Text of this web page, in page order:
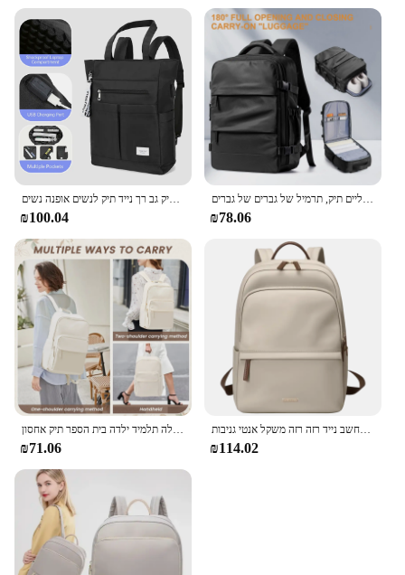
אחריות לכל החיים נשים תרמיל גב תיק עבור בנות אור & תרמיל רכה עבור בנות אור & תיק גב רך נייד תיק לנשים אופנה נשים
₪100.04
תרמיל גב נסיעה גדול קיבולת גדולה תיק נסיעות עם תרמיל עם אחסון נעליים תיק, תרמיל של גברים של גברים
₪78.06
₪71.06
תרמילים אסתטיות גולף נשים תרמיל עמיד למים נוסע חמוד 15 6 אינץ 'שקיות מחשב נייד רזה רזה משקל אנטי גניבות
₪114.02